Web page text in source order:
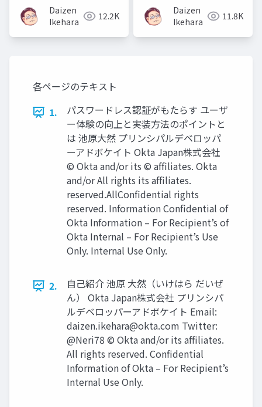
Daizen
Ikehara
12.2K
Daizen
Ikehara
11.8K
各ページのテキスト
1.
パスワードレス認証がもたらす ユーザ
ー体験の向上と実装⽅法のポイントと
は 池原⼤然 プリンシパルデベロッパ
ーアドボケイト Okta Japan株式会社
© Okta and/or its © afﬁliates. Okta
and/or All rights its afﬁliates.
reserved.AllConﬁdential rights
reserved. Information Conﬁdential of
Okta Information – For Recipient’s of
Okta Internal – For Recipient’s Use
Only. Internal Use Only.
2.
⾃⼰紹介 池原 ⼤然（いけはら だいぜ
ん） Okta Japan株式会社 プリンシパ
ルデベロッパーアドボケイト Email:
daizen.ikehara@okta.com Twitter:
@Neri78 © Okta and/or its afﬁliates.
All rights reserved. Conﬁdential
Information of Okta – For Recipient’s
Internal Use Only.